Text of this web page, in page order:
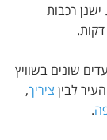
. ישנן רכבות
שונים בשוויץ
לבין ציריך,
.